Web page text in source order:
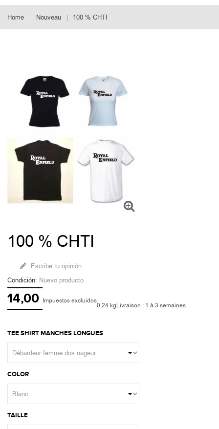
Home Nouveau 100 % CHTI
100 % CHTI
Escribe tu opinión
Condición: Nuevo producto
14,00 Impuestos excluidos
0.24 kgLivraison : 1 à 3 semaines
TEE SHIRT MANCHES LONGUES
COLOR
TAILLE